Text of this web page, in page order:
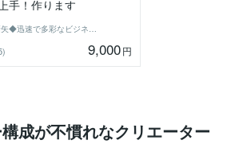
手！作ります
嶋新矢◆迅速で多彩なビジネスサポート◆
9,000円
構成が不慣れなクリエーター